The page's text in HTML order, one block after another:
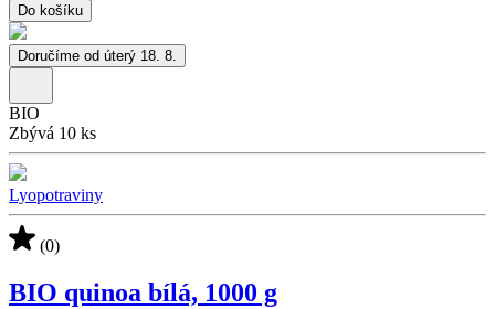
Do košíku
Doručíme od úterý 18. 8.
BIO
Zbývá 10 ks
Lyopotraviny
(0)
BIO quinoa bílá, 1000 g